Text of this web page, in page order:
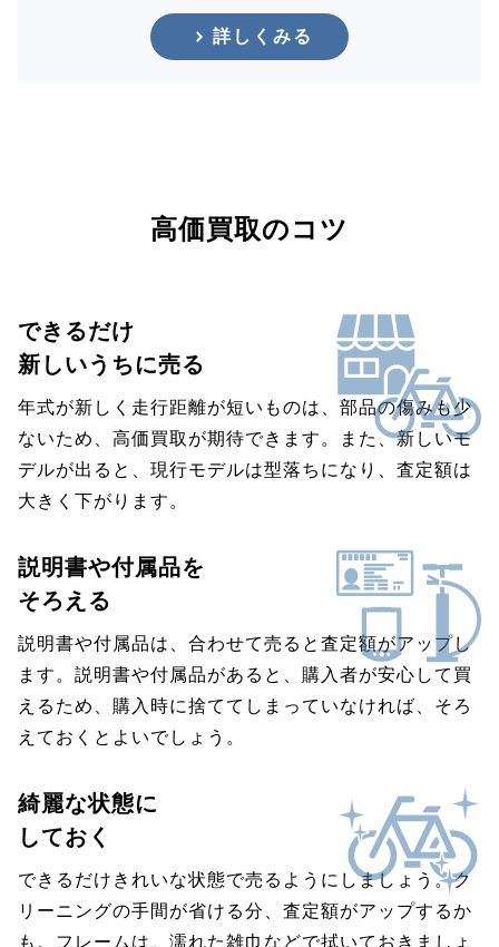
詳しくみる
高価買取のコツ
できるだけ
新しいうちに売る
年式が新しく走行距離が短いものは、部品の傷みも少
ないため、高価買取が期待できます。また、新しいモ
デルが出ると、現行モデルは型落ちになり、査定額は
大きく下がります。
説明書や付属品を
そろえる
説明書や付属品は、合わせて売ると査定額がアップし
ます。説明書や付属品があると、購入者が安心して買
えるため、購入時に捨ててしまっていなければ、そろ
えておくとよいでしょう。
綺麗な状態に
しておく
できるだけきれいな状態で売るようにしましょう。ク
リーニングの手間が省ける分、査定額がアップするか
も。フレームは、濡れた雑巾などで拭いておきましょ